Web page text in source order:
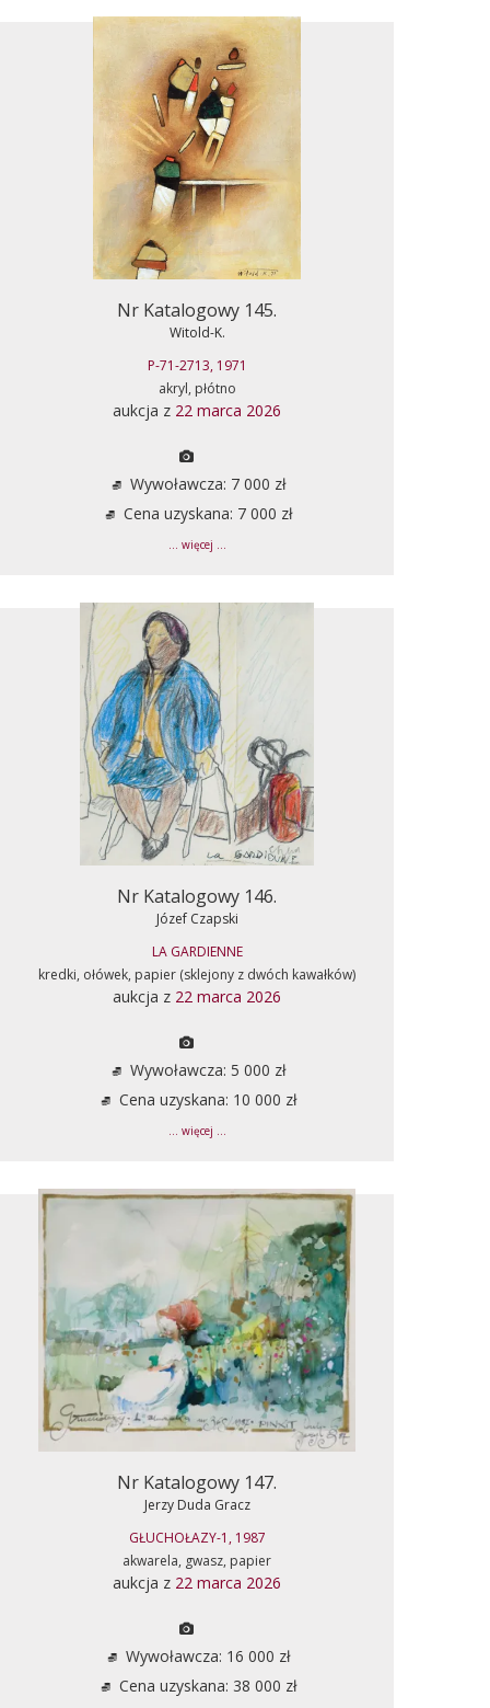
Nr Katalogowy 145.
Witold-K.
P-71-2713, 1971
akryl, płótno
aukcja z 22 marca 2026
Wywoławcza: 7 000 zł
Cena uzyskana: 7 000 zł
... więcej ...
Nr Katalogowy 146.
Józef Czapski
LA GARDIENNE
kredki, ołówek, papier (sklejony z dwóch kawałków)
aukcja z 22 marca 2026
Wywoławcza: 5 000 zł
Cena uzyskana: 10 000 zł
... więcej ...
Nr Katalogowy 147.
Jerzy Duda Gracz
GŁUCHOŁAZY-1, 1987
akwarela, gwasz, papier
aukcja z 22 marca 2026
Wywoławcza: 16 000 zł
Cena uzyskana: 38 000 zł